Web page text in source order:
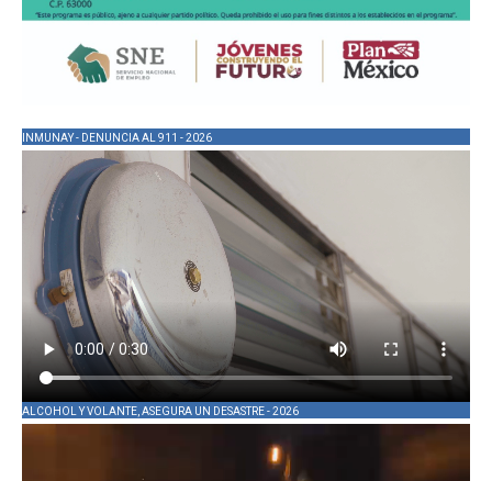
INMUNAY - DENUNCIA AL 911 - 2026
ALCOHOL Y VOLANTE, ASEGURA UN DESASTRE - 2026